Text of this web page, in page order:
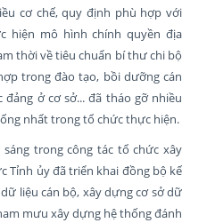
cơ chế, quy định phù hợp với
hiện mô hình chính quyền địa
thời về tiêu chuẩn bí thư chi bộ
trong đào tạo, bồi dưỡng cán
ở cơ sở... đã tháo gỡ nhiều
nhất trong tổ chức thực hiện.
trong công tác tổ chức xây
Tỉnh ủy đã triển khai đồng bộ kế
liệu cán bộ, xây dựng cơ sở dữ
mưu xây dựng hệ thống đánh